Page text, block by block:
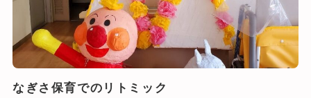
なぎさ保育でのリトミック